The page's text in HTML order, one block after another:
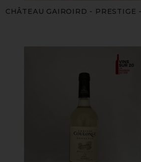
CHÂTEAU GAIROIRD - PRESTIGE